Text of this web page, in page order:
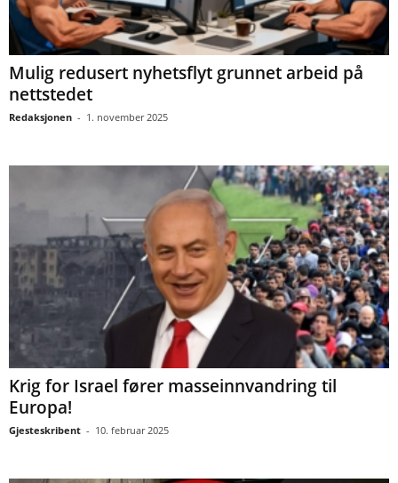
Mulig redusert nyhetsflyt grunnet arbeid på
nettstedet
Redaksjonen - 1. november 2025
Krig for Israel fører masseinnvandring til
Europa!
Gjesteskribent - 10. februar 2025